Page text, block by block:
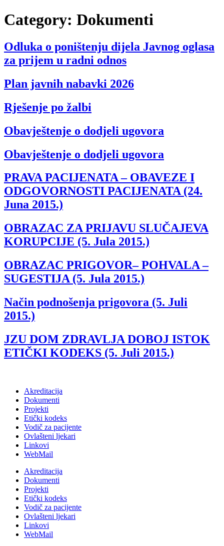
Category: Dokumenti
Odluka o poništenju dijela Javnog oglasa
za prijem u radni odnos
Plan javnih nabavki 2026
Rješenje po žalbi
Obavještenje o dodjeli ugovora
Obavještenje o dodjeli ugovora
PRAVA PACIJENATA – OBAVEZE I
ODGOVORNOSTI PACIJENATA (24.
Juna 2015.)
OBRAZAC ZA PRIJAVU SLUČAJEVA
KORUPCIJE (5. Jula 2015.)
OBRAZAC PRIGOVOR– POHVALA –
SUGESTIJA (5. Jula 2015.)
Način podnošenja prigovora (5. Juli
2015.)
JZU DOM ZDRAVLJA DOBOJ ISTOK
ETIČKI KODEKS (5. Juli 2015.)
Akreditacija
Dokumenti
Projekti
Etički kodeks
Vodič za pacijente
Ovlašteni ljekari
Linkovi
WebMail
Akreditacija
Dokumenti
Projekti
Etički kodeks
Vodič za pacijente
Ovlašteni ljekari
Linkovi
WebMail